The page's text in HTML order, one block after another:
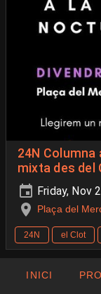
24N
mixta des del
Friday, Nov
Plaça del
24N el Clot
INICI